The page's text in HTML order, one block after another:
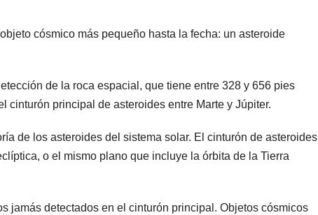
cósmico más pequeño hasta la fecha: un asteroide
de la roca espacial, que tiene entre 328 y 656 pies
cinturón principal de asteroides entre Marte y Júpiter.
de los asteroides del sistema solar. El cinturón de asteroides
o el mismo plano que incluye la órbita de la Tierra
jamás detectados en el cinturón principal. Objetos cósmicos